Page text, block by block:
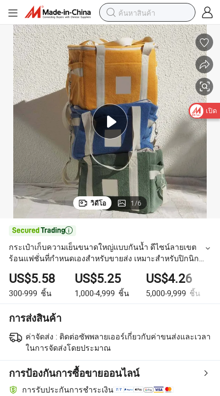
วิดีโอ 1/6

กระเป๋าเก็บความเย็นขนาดใหญ่แบบกันน้ำ ดีไซน์ลายเขต
ร้อนแฟชั่นที่กำหนดเองสำหรับขายส่ง เหมาะสำหรับปิกนิก
และชายหาด
US$5.58
300-999 ชิ้น
US$5.25
1,000-4,999 ชิ้น
US$4.26
5,000-9,999 ชิ้น
การส่งสินค้า
ค่าจัดส่ง : ติดต่อซัพพลายเออร์เกี่ยวกับค่าขนส่งและเวลา
ในการจัดส่งโดยประมาณ
การป้องกันการซื้อขายออนไลน์
การรับประกันการชำระเงิน
เปิด